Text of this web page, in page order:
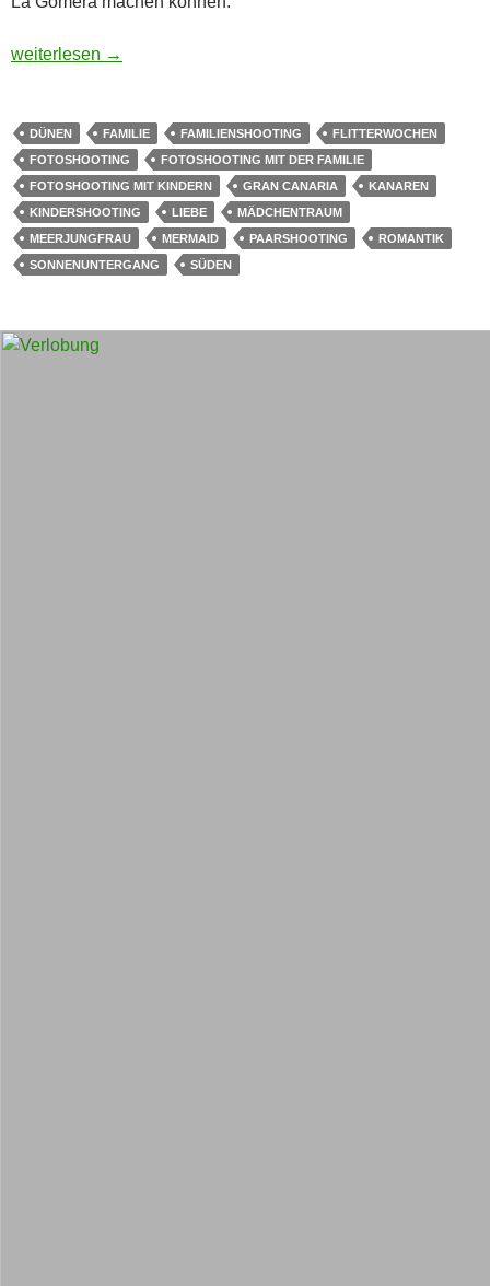
Familien Fotoshooting
weiterlesen →
DÜNEN FAMILIE FAMILIENSHOOTING
FLITTERWOCHEN
FOTOSHOOTING
FOTOSHOOTING MIT DER FAMILIE
FOTOSHOOTING MIT KINDERN
GRAN CANARIA
KANAREN
KINDERSHOOTING
LIEBE
MÄDCHENTRAUM
MEERJUNGFRAU
MERMAID PAARSHOOTING
ROMANTIK
SONNENUNTERGANG
SÜDEN